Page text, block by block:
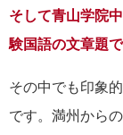
そして青山学院
験国語の文章題
その中でも印象
です。満州から